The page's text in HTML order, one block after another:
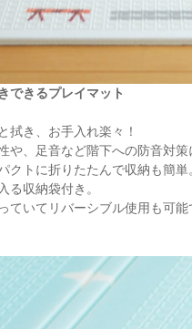
できるプレイマット
拭き、お手入れ楽々！
や、足音など階下への防音対
クトに折りたたんで収納も簡単
る収納袋付き。
ていてリバーシブル使用も可能